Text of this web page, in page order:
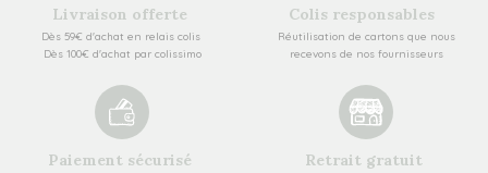
Livraison offerte
Dès 59€ d'achat en relais colis
Dès 100€ d'achat par colissimo
Colis responsables
Réutilisation de cartons que nous
recevons de nos fournisseurs
Paiement sécurisé Retrait gratuit